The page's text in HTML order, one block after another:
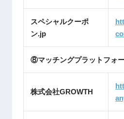
スペシャルクーポ
ン.jp
⑧マッチングプラットフォ
株式会社GROWTH